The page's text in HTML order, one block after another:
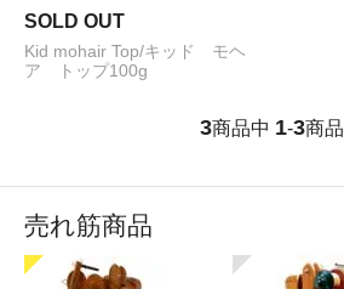
SOLD OUT
Kid mohair Top/キッド モヘ
ア トップ100g
3商品中 1-3商品
売れ筋商品